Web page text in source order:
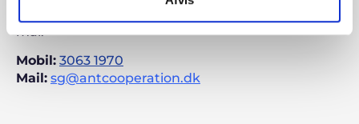
mål.
Mobil: 3063 1970
Mail: sg@antcooperation.dk